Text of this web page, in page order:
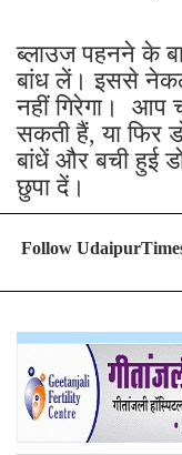
ब्लाउज पहनने के
बांध लें। इससे
नहीं गिरेगा। आप
सकती हैं, या फिर
बांधें और बची हुई
छुपा दें।
Follow